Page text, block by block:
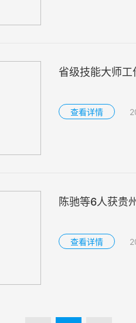
省级技能大师
查看详情
陈驰等6人获贵
查看详情